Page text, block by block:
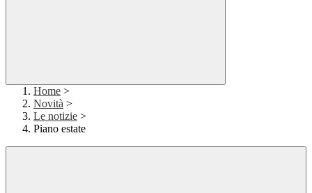
Home >
Novità >
Le notizie >
Piano estate